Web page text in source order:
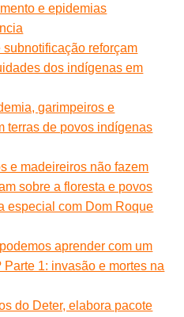
e epidemias
reforçam
dos indígenas em
garimpeiros e
terras de povos indígenas
e madeireiros não fazem
sobre a floresta e povos
especial com Dom Roque
aprender com um
1: invasão e mortes na
do Deter, elabora pacote